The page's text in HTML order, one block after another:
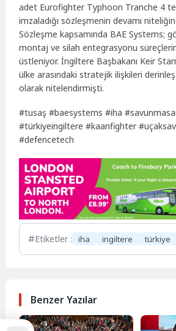
adet Eurofighter Typhoon Tranche 4
imzaladığı sözleşmenin devamı
Sözleşme kapsamında BAE Systems;
montaj ve silah entegrasyonu
üstleniyor. İngiltere Başbakanı Keir
ülke arasındaki stratejik ilişkileri
olarak nitelendirmişti.
#tusaş #baesystems #iha
#türkiyeingiltere #kaanfighter
#defencetech
Etiketler : iha ingiltere türkiye
Benzer Yazılar